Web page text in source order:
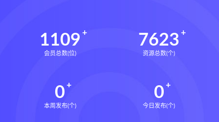
1109
会员总数(位)
7623
资源总数(个)
0
本周发布(个)
0
今日发布(个)